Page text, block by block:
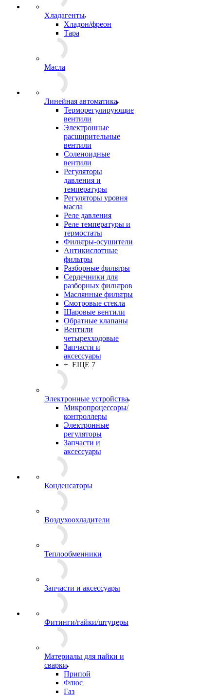
Хладагенты
Хладон/фреон
Тара
Масла
Линейная автоматика
Терморегулирующие
вентили
Электронные
расширительные
вентили
Соленоидные
вентили
Регуляторы
давления и
температуры
Регуляторы уровня
масла
Реле давления
Реле температуры и
термостаты
Фильтры-осушители
Антикислотные
фильтры
Разборные фильтры
Сердечники для
разборных фильтров
Маслянные фильтры
Смотровые стекла
Шаровые вентили
Обратные клапаны
Вентили
четырехходовые
Запчасти и
аксессуары
+ ЕЩЕ 7
Электронные устройства
Микропроцессоры/
контроллеры
Электронные
регуляторы
Запчасти и
аксессуары
Конденсаторы
Воздухоохладители
Теплообменники
Запчасти и аксессуары
Фитинги/гайки/штуцеры
Материалы для пайки и
сварки
Припой
Флюс
Газ